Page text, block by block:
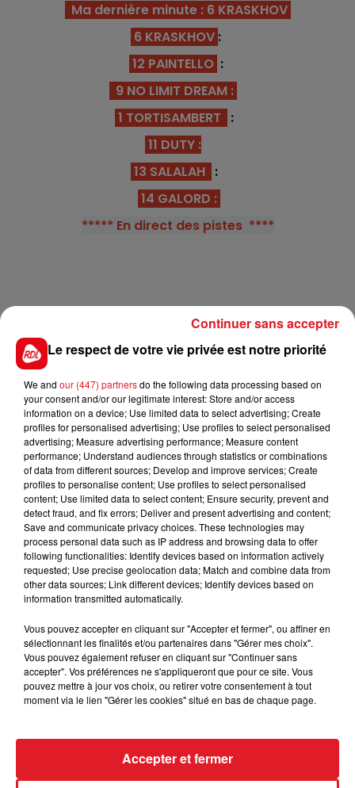
Ma dernière minute : 6 KRASKHOV
6 KRASKHOV :
12 PAINTELLO :
9 NO LIMIT DREAM :
1 TORTISAMBERT
:
11 DUTY :
13 SALALAH :
14 GALORD :
***** En direct des pistes ****
FILS D'ACTUS
15 juillet 2026
BÉTHUNE: ENQUÊTE POUR HOMICIDE
VOLONTAIRE EN COURS, APRÈS LA...
Selon les premiers éléments, le logement servait
à des prostituées
LA BASE DE LOISIRS
La victime a coulé à pic
Le respect de votre vie privée est notre priorité
We and our (447) partnersdo the following data processing based on
your consent and/or our legitimate interest: Store and/or access
information on a device; Use limited data to select advertising; Create
profiles for personalised advertising; Use profiles to select personalised
advertising; Measure advertising performance; Measure content
performance; Understand audiences through statistics or combinations
of data from different sources; Develop and improve services; Create
profiles to personalise content; Use profiles to select personalised
content; Use limited data to select content; Ensure security, prevent and
detect fraud, and fix errors; Deliver and present advertising and content;
Save and communicate privacy choices. These technologies may
process personal data such as IP address and browsing data to offer
following functionalities: Identify devices based on information actively
requested; Use precise geolocation data; Match and combine data from
other data sources; Link different devices; Identify devices based on
information transmitted automatically.
Vous pouvez accepter en cliquant sur "Accepter et fermer", ou affiner en
sélectionnant les finalités et/ou partenaires dans "Gérer mes choix".
Vous pouvez également refuser en cliquant sur "Continuer sans
accepter". Vos préférences ne s'appliqueront que pour ce site. Vous
pouvez mettre à jour vos choix, ou retirer votre consentement à tout
moment via le lien "Gérer les cookies" situé en bas de chaque page.
Accepter et fermer
Continuer sans accepter